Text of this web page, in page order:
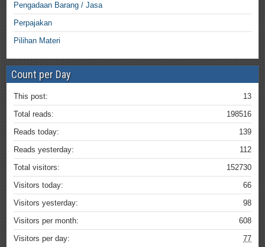
Pengadaan Barang / Jasa
Perpajakan
Pilihan Materi
Count per Day
13
This post:
198516
Total reads:
139
Reads today:
112
Reads yesterday:
152730
Total visitors:
66
Visitors today:
98
Visitors yesterday:
608
Visitors per month:
77
Visitors per day: